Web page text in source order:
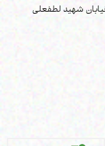
شهید لطفعلی